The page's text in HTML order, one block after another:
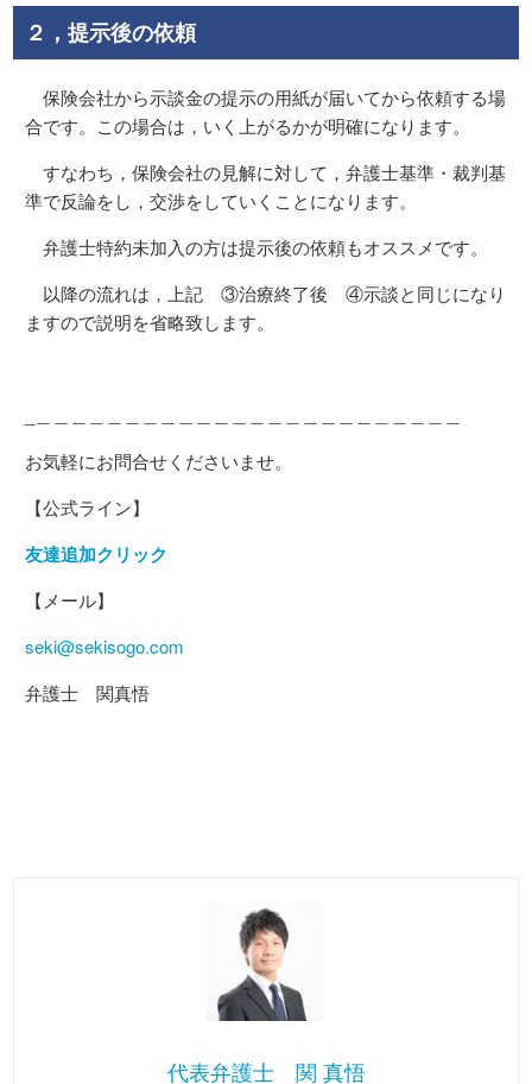
２，提示後の依頼
保険会社から示談金の提示の用紙が届いてから依頼する場
合です。この場合は，いく上がるかが明確になります。
すなわち，保険会社の見解に対して，弁護士基準・裁判基
準で反論をし，交渉をしていくことになります。
弁護士特約未加入の方は提示後の依頼もオススメです。
以降の流れは，上記 ③治療終了後 ④示談と同じになり
ますので説明を省略致します。
お気軽にお問合せくださいませ。
【公式ライン】
友達追加クリック
【メール】
seki@sekisogo.com
弁護士 関真悟
代表弁護士 関 真悟